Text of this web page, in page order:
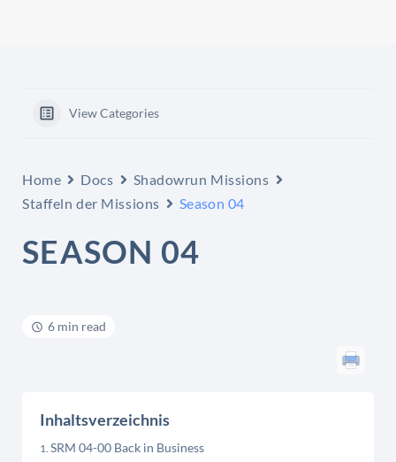
View Categories
Home Docs
Shadowrun Missions
Staffeln der Missions
Season 04
SEASON 04
6 min read
Inhaltsverzeichnis
SRM 04-00 Back in Business